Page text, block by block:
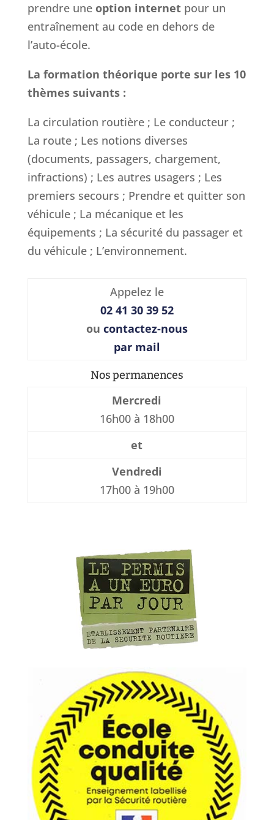
prendre une option internetpour un
entraînement au code en dehors de
l’auto-école.
La formation théorique porte sur les 10
thèmes suivants :
La circulation routière ; Le conducteur ;
La route ; Les notions diverses
(documents, passagers, chargement,
infractions) ; Les autres usagers ; Les
premiers secours ; Prendre et quitter son
véhicule ; La mécanique et les
équipements ; La sécurité du passager et
du véhicule ; L’environnement.
Appelez le
02 41 30 39 52
ou contactez-nous
par mail
Nos permanences
Mercredi
16h00 à 18h00
et
Vendredi
17h00 à 19h00